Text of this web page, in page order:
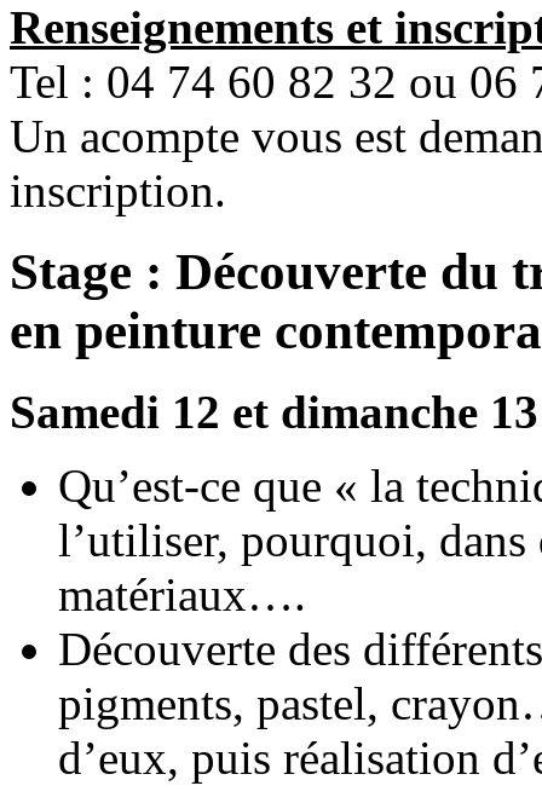
Renseignements et
Tel : 04 74 60 82 32 ou 06
Un acompte vous est
inscription.
Stage : Découverte du
en peinture
Samedi 12 et dimanche
Qu’est-ce que « la
l’utiliser, pourquoi,
matériaux….
Découverte des
pigments, pastel,
d’eux, puis réalisation